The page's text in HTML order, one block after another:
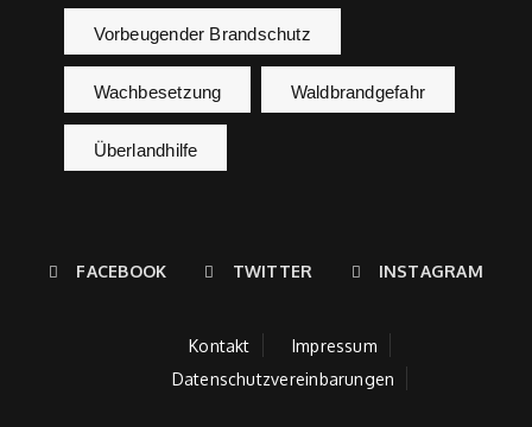
Vorbeugender Brandschutz
Wachbesetzung Waldbrandgefahr
Überlandhilfe
FACEBOOK TWITTER INSTAGRAM
Kontakt
Impressum
Datenschutzvereinbarungen